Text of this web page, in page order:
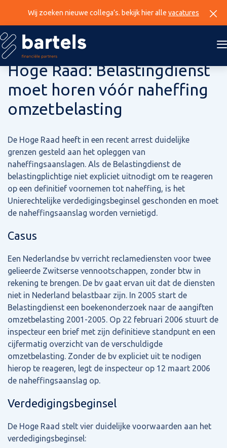
Wij zoeken nieuwe collega’s. bekijk hier alle vacatures
3 juli 2025
Hoge Raad: Belastingdienst
moet horen vóór naheffing
omzetbelasting
De Hoge Raad heeft in een recent arrest duidelijke
grenzen gesteld aan het opleggen van
naheffingsaanslagen. Als de Belastingdienst de
belastingplichtige niet expliciet uitnodigt om te reageren
op een definitief voornemen tot naheffing, is het
Unierechtelijke verdedigingsbeginsel geschonden en moet
de naheffingsaanslag worden vernietigd.
Casus
Een Nederlandse bv verricht reclamediensten voor twee
gelieerde Zwitserse vennootschappen, zonder btw in
rekening te brengen. De bv gaat ervan uit dat de diensten
niet in Nederland belastbaar zijn. In 2005 start de
Belastingdienst een boekenonderzoek naar de aangiften
omzetbelasting 2001-2005. Op 22 februari 2006 stuurt de
inspecteur een brief met zijn definitieve standpunt en een
cijfermatig overzicht van de verschuldigde
omzetbelasting. Zonder de bv expliciet uit te nodigen
hierop te reageren, legt de inspecteur op 12 maart 2006
de naheffingsaanslag op.
Verdedigingsbeginsel
De Hoge Raad stelt vier duidelijke voorwaarden aan het
verdedigingsbeginsel: